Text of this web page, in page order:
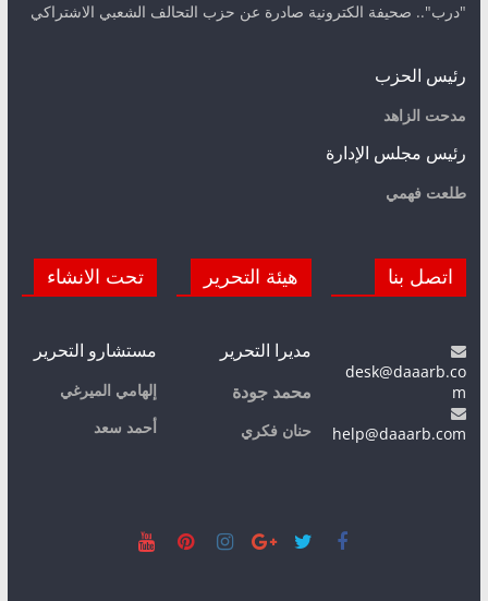
"درب".. صحيفة الكترونية صادرة عن حزب التحالف الشعبي الاشتراكي
رئيس الحزب
مدحت الزاهد
رئيس مجلس الإدارة
طلعت فهمي
اتصل بنا
desk@daaarb.co
m
help@daaarb.com
هيئة التحرير
مديرا التحرير
محمد جودة
حنان فكري
تحت الانشاء
مستشارو التحرير
إلهامي الميرغي
أحمد سعد